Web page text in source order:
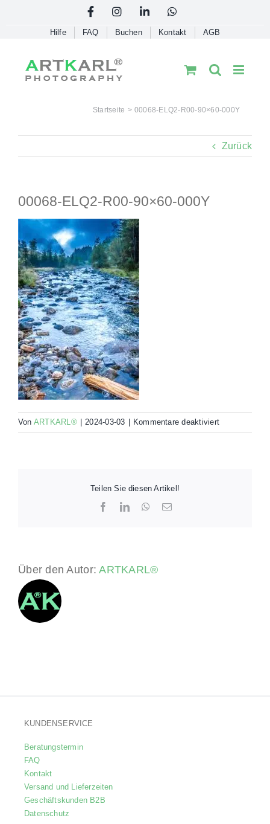
FacebookInstagramLinkedInWhatsApp
Hilfe FAQ Buchen Kontakt AGB
Startseite 00068-ELQ2-R00-90×60-000Y
Zurück
00068-ELQ2-R00-90×60-000Y
Von ARTKARL® 2024-03-03 Kommentare deaktiviertfür
00068-
Teilen Sie diesen Artikel!
FacebookLinkedInWhatsApp
E-
Über den Autor:ARTKARL®
KUNDENSERVICE
Beratungstermin
FAQ
Kontakt
Versand und Lieferzeiten
Geschäftskunden B2B
Datenschutz